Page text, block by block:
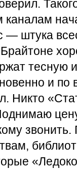
— штука
тесную
и
Никто
звонить.